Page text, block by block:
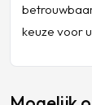
keuze voor